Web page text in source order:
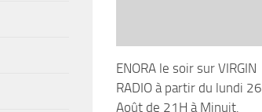
ENORA le soir sur VIRGIN
RADIO à partir du lundi 26
Août de 21H à Minuit.